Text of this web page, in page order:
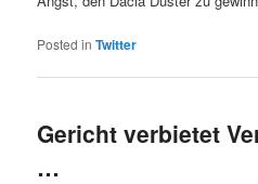
Posted in Twitter
Gericht verbietet
…